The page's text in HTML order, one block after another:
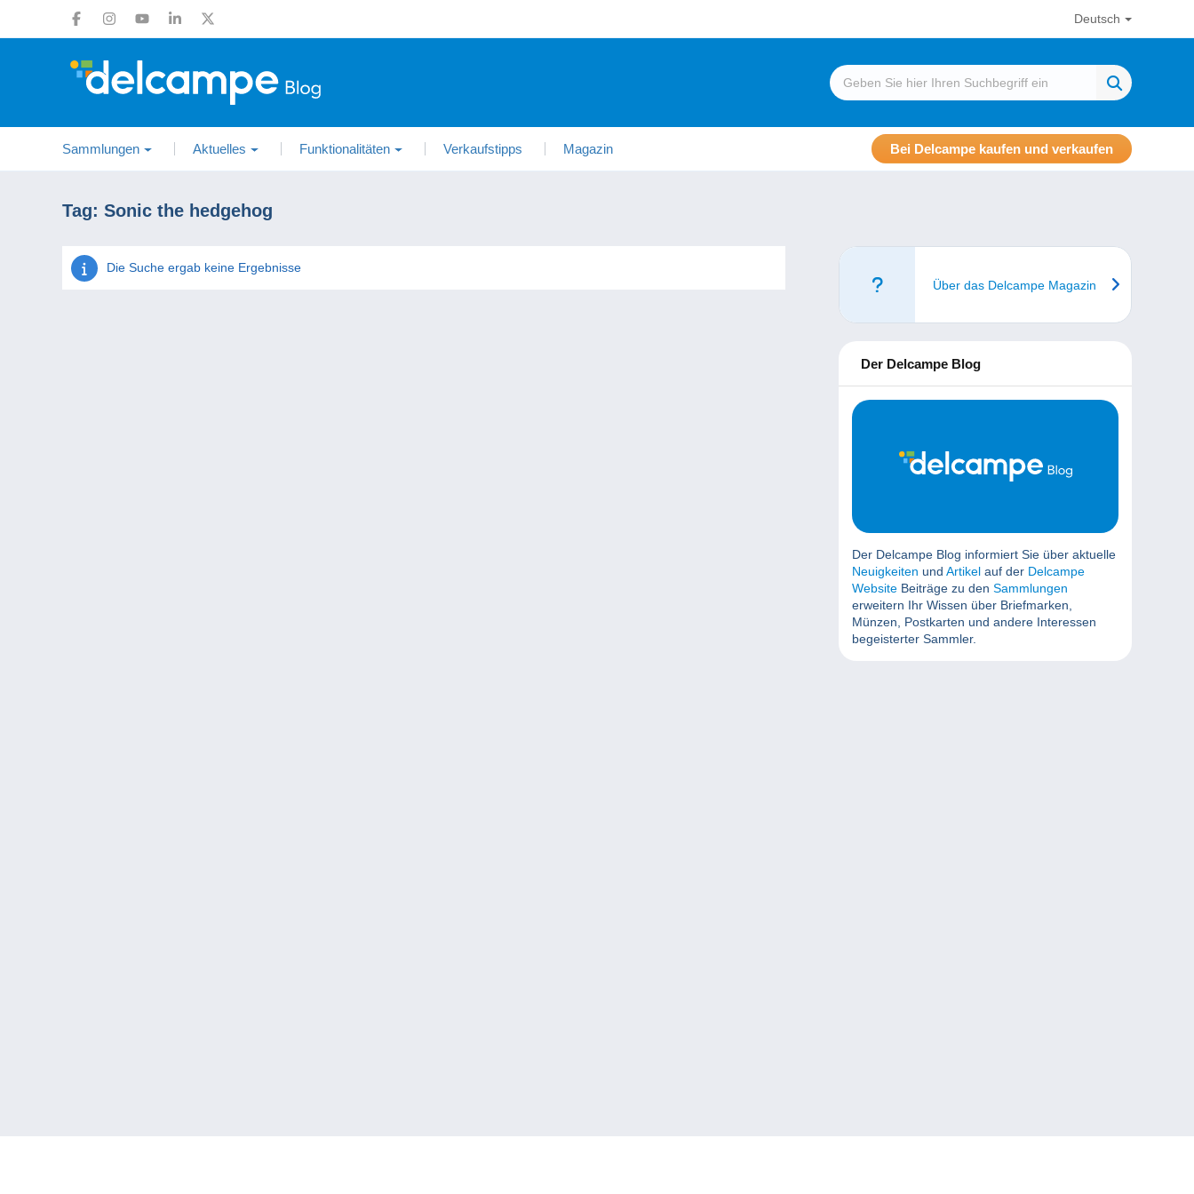
Deutsch
Sammlungen Aktuelles Funktionalitäten Verkaufstipps Magazin Bei Delcampe kaufen und verkaufen
Tag: Sonic the hedgehog
Die Suche ergab keine Ergebnisse
Über das Delcampe Magazin
Der Delcampe Blog
Der Delcampe Blog informiert Sie über aktuelle
Neuigkeiten und Artikel auf der Delcampe
Website Beiträge zu den Sammlungen
erweitern Ihr Wissen über Briefmarken,
Münzen, Postkarten und andere Interessen
begeisterter Sammler.